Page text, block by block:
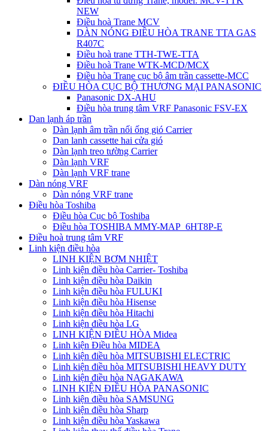
NEW
Điều hoà Trane MCV
DÀN NÓNG ĐIỀU HÒA TRANE TTA GAS
R407C
Điều hoà trane TTH-TWE-TTA
Điều hoà Trane WTK-MCD/MCX
Điều hòa Trane cục bộ âm trần cassette-MCC
ĐIỀU HÒA CỤC BỘ THƯƠNG MẠI PANASONIC
Panasonic DX-AHU
Điều hòa trung tâm VRF Panasonic FSV-EX
Dan lạnh áp trần
Dàn lạnh âm trần nối ống gió Carrier
Dan lanh cassette hai cửa gió
Dàn lạnh treo tường Carrier
Dàn lạnh VRF
Dàn lạnh VRF trane
Dàn nóng VRF
Dàn nóng VRF trane
Điều hòa Toshiba
Điều hòa Cục bộ Toshiba
Điều hòa TOSHIBA MMY-MAP_6HT8P-E
Điều hoà trung tâm VRF
Linh kiện điều hòa
LINH KIỆN BƠM NHIỆT
Linh kiện điều hòa Carrier- Toshiba
Linh kiện điều hòa Daikin
Linh kiện điều hòa FULUKI
Linh kiện điều hòa Hisense
Linh kiện điều hòa Hitachi
Linh kiện điều hòa LG
LINH KIỆN ĐIỀU HÒA Midea
Linh kiện Điều hòa MIDEA
Linh kiện điều hòa MITSUBISHI ELECTRIC
Linh kiện điều hòa MITSUBISHI HEAVY DUTY
Linh kiện điều hòa NAGAKAWA
LINH KIỆN ĐIỀU HÒA PANASONIC
Linh kiện điều hòa SAMSUNG
Linh kiện điều hòa Sharp
Linh kiện điều hòa Yaskawa